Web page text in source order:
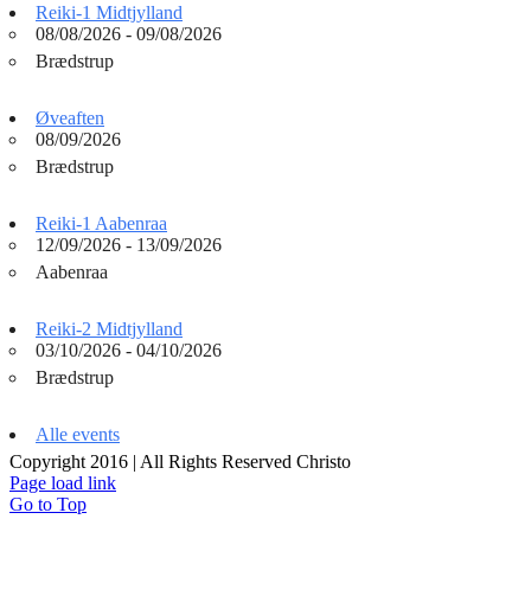
Reiki-1 Midtjylland
08/08/2026 - 09/08/2026
Brædstrup
Øveaften
08/09/2026
Brædstrup
Reiki-1 Aabenraa
12/09/2026 - 13/09/2026
Aabenraa
Reiki-2 Midtjylland
03/10/2026 - 04/10/2026
Brædstrup
Alle events
Copyright 2016 | All Rights Reserved Christo
Page load link
Go to Top